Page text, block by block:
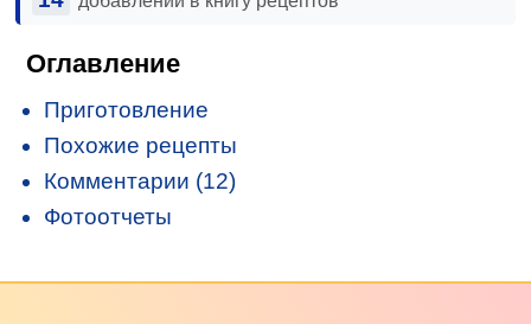
Оглавление
Приготовление
Похожие рецепты
Комментарии (12)
Фотоотчеты